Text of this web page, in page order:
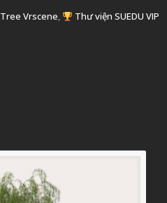
Tree Vrscene,
Thư viện SUEDU VIP